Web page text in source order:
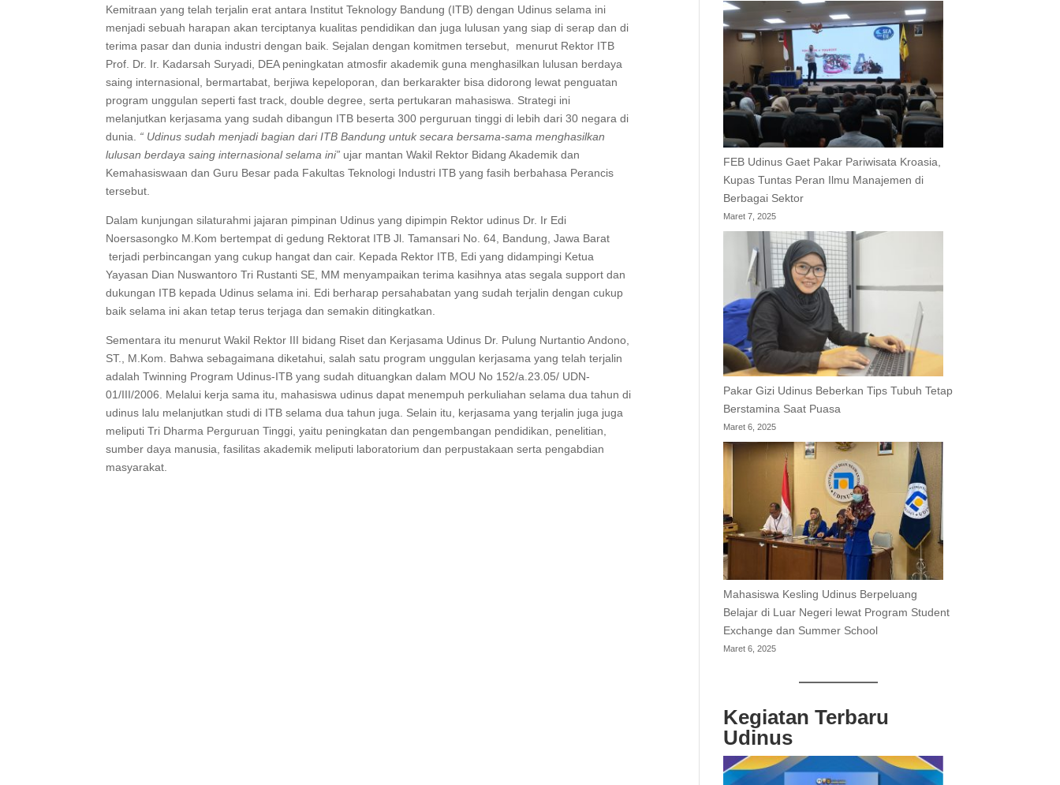
Kemitraan yang telah terjalin erat antara Institut Teknology Bandung (ITB) dengan Udinus selama ini
menjadi sebuah harapan akan terciptanya kualitas pendidikan dan juga lulusan yang siap di serap dan di
terima pasar dan dunia industri dengan baik. Sejalan dengan komitmen tersebut, menurut Rektor ITB
Prof. Dr. Ir. Kadarsah Suryadi, DEA peningkatan atmosfir akademik guna menghasilkan lulusan berdaya
saing internasional, bermartabat, berjiwa kepeloporan, dan berkarakter bisa didorong lewat penguatan
program unggulan seperti fast track, double degree, serta pertukaran mahasiswa. Strategi ini
melanjutkan kerjasama yang sudah dibangun ITB beserta 300 perguruan tinggi di lebih dari 30 negara di
dunia. “ Udinus sudah menjadi bagian dari ITB Bandung untuk secara bersama-sama menghasilkan
lulusan berdaya saing internasional selama ini” ujar mantan Wakil Rektor Bidang Akademik dan
Kemahasiswaan dan Guru Besar pada Fakultas Teknologi Industri ITB yang fasih berbahasa Perancis
tersebut.
Dalam kunjungan silaturahmi jajaran pimpinan Udinus yang dipimpin Rektor udinus Dr. Ir Edi
Noersasongko M.Kom bertempat di gedung Rektorat ITB Jl. Tamansari No. 64, Bandung, Jawa Barat
terjadi perbincangan yang cukup hangat dan cair. Kepada Rektor ITB, Edi yang didampingi Ketua
Yayasan Dian Nuswantoro Tri Rustanti SE, MM menyampaikan terima kasihnya atas segala support dan
dukungan ITB kepada Udinus selama ini. Edi berharap persahabatan yang sudah terjalin dengan cukup
baik selama ini akan tetap terus terjaga dan semakin ditingkatkan.
Sementara itu menurut Wakil Rektor III bidang Riset dan Kerjasama Udinus Dr. Pulung Nurtantio Andono,
ST., M.Kom. Bahwa sebagaimana diketahui, salah satu program unggulan kerjasama yang telah terjalin
adalah Twinning Program Udinus-ITB yang sudah dituangkan dalam MOU No 152/a.23.05/ UDN-
01/III/2006. Melalui kerja sama itu, mahasiswa udinus dapat menempuh perkuliahan selama dua tahun di
udinus lalu melanjutkan studi di ITB selama dua tahun juga. Selain itu, kerjasama yang terjalin juga juga
meliputi Tri Dharma Perguruan Tinggi, yaitu peningkatan dan pengembangan pendidikan, penelitian,
sumber daya manusia, fasilitas akademik meliputi laboratorium dan perpustakaan serta pengabdian
masyarakat.
FEB Udinus Gaet Pakar Pariwisata Kroasia,
Kupas Tuntas Peran Ilmu Manajemen di
Berbagai Sektor
Maret 7, 2025
Pakar Gizi Udinus Beberkan Tips Tubuh Tetap
Berstamina Saat Puasa
Maret 6, 2025
Mahasiswa Kesling Udinus Berpeluang
Belajar di Luar Negeri lewat Program Student
Exchange dan Summer School
Maret 6, 2025
Kegiatan Terbaru
Udinus